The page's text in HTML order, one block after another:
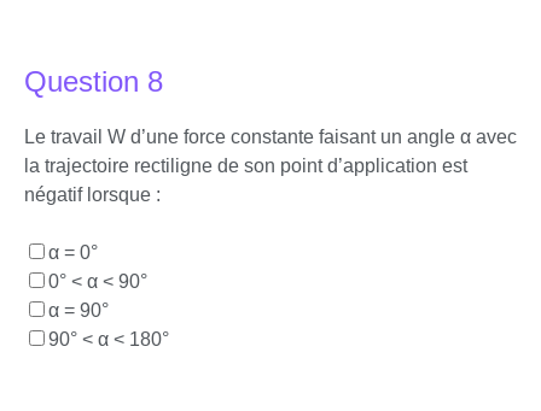
Question 8
Le travail W d’une force constante faisant un angle α avec
la trajectoire rectiligne de son point d’application est
négatif lorsque :
α = 0°
0° < α < 90°
α = 90°
90° < α < 180°